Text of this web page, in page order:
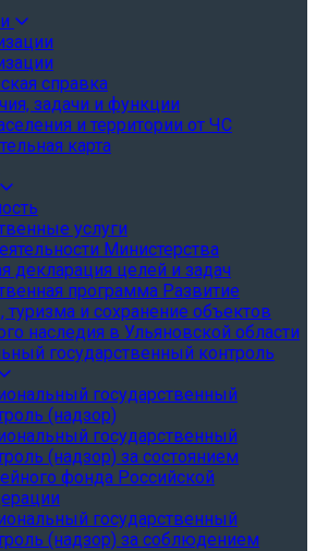
справка
задачи и функции
и территории от ЧС
карта
услуги
Министерства
декларация целей и задач
программа Развитие
туризма и сохранение объектов
наследия в Ульяновской области
государственный контроль
государственный
(надзор)
государственный
(надзор) за состоянием
фонда Российской
государственный
(надзор) за соблюдением